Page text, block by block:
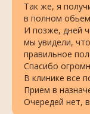
Так же, я
в полном
И позже, дней
мы увидели,
правильное
Спасибо
В клинике все
Прием в
Очередей нет,